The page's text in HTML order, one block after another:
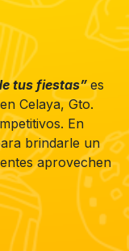
tus fiestas”es
Celaya, Gto.
En
brindarle un
aprovechen